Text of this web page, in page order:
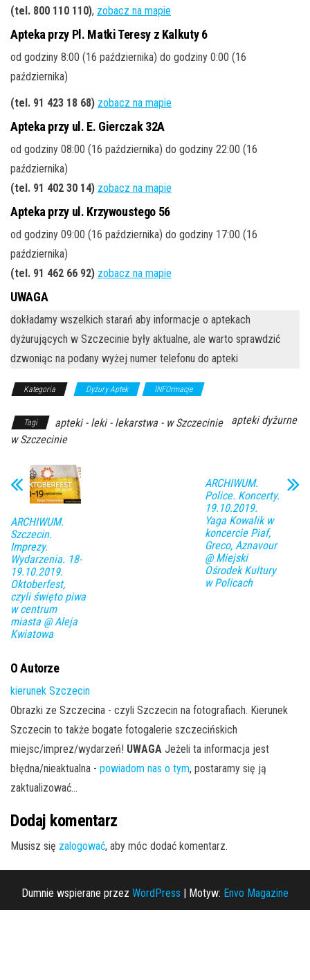
(tel. 800 110 110), zobacz na mapie
Apteka przy Pl. Matki Teresy z Kalkuty 6
od godziny 8:00 (16 października) do godziny 0:00 (16
października)
(tel. 91 423 18 68) zobacz na mapie
Apteka przy ul. E. Gierczak 32A
od godziny 08:00 (16 października) do godziny 22:00 (16
października)
(tel. 91 402 30 14) zobacz na mapie
Apteka przy ul. Krzywoustego 56
od godziny 09:00 (16 października) do godziny 17:00 (16
października)
(tel. 91 462 66 92) zobacz na mapie
UWAGA
dokładamy wszelkich starań aby informacje o aptekach
dyżurujących w Szczecinie były aktualne, ale warto sprawdzić
dzwoniąc na podany wyżej numer telefonu do apteki
Kategoria Dyżury Aptek INFOrmacje
Tagi apteki - leki - lekarstwa - w Szczecinie
apteki dyżurne
w Szczecinie
ARCHIWUM.
Szczecin.
Imprezy.
Wydarzenia. 18-
19.10.2019.
Oktoberfest,
czyli święto piwa
w centrum
miasta @ Aleja
Kwiatowa
ARCHIWUM.
Police. Koncerty.
19.10.2019.
Yaga Kowalik w
koncercie Piaf,
Greco, Aznavour
@ Miejski
Ośrodek Kultury
w Policach
O Autorze
kierunek Szczecin
Obrazki ze Szczecina - czyli Szczecin na fotografiach. Kierunek
Szczecin to także bogate fotogalerie szczecińskich
miejsc/imprez/wydarzeń! UWAGA Jeżeli ta informacja jest
błędna/nieaktualna - powiadom nas o tym, postaramy się ją
zaktualizować...
Dodaj komentarz
Musisz się zalogować, aby móc dodać komentarz.
Dumnie wspierane przez WordPress | Motyw: Envo Magazine